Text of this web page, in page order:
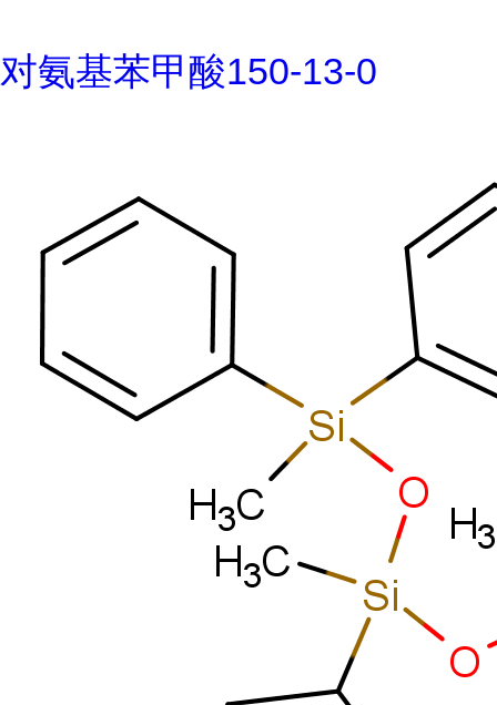
对氨基苯甲酸150-13-0